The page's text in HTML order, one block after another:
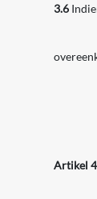
3.6
Artikel